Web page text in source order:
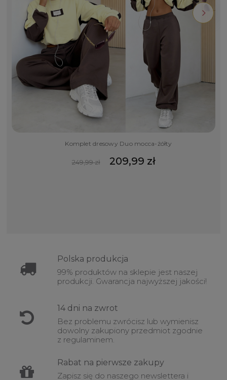
Komplet dresowy Duo mocca-żółty
249,99 zł 209,99 zł
Polska produkcja
99% produktów na sklepie jest naszej
produkcji. Gwarancja najwyższej jakości!
14 dni na zwrot
Bez problemu zwrócisz lub wymienisz
dowolny zakupiony przedmiot zgodnie
z regulaminem.
Rabat na pierwsze zakupy
Zapisz się do naszego newslettera i